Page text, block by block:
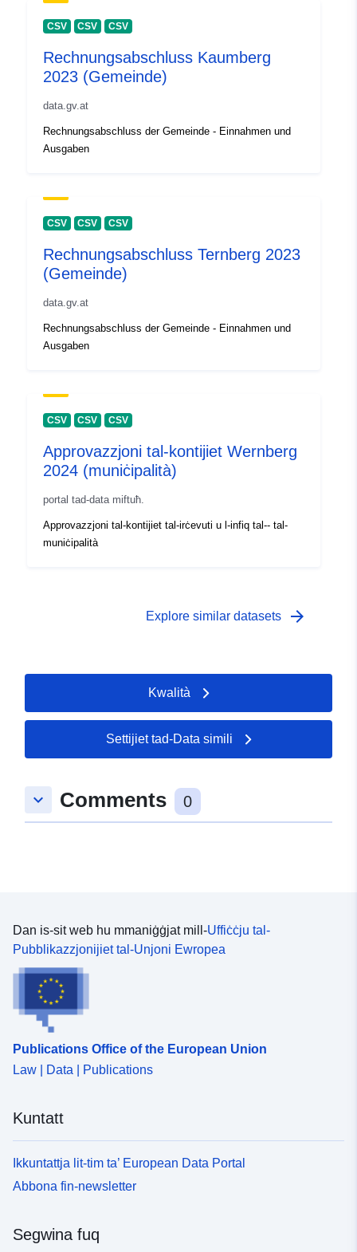
CSV CSV CSV
Rechnungsabschluss Kaumberg
2023 (Gemeinde)
data.gv.at
Rechnungsabschluss der Gemeinde - Einnahmen und
Ausgaben
CSV CSV CSV
Rechnungsabschluss Ternberg 2023
(Gemeinde)
data.gv.at
Rechnungsabschluss der Gemeinde - Einnahmen und
Ausgaben
CSV CSV CSV
Approvazzjoni tal-kontijiet Wernberg
2024 (muniċipalità)
portal tad-data miftuħ.
Approvazzjoni tal-kontijiet tal-irċevuti u l-infiq tal-- tal-
muniċipalità
Explore similar datasets arrow_forward
Kwalità
Settijiet tad-Data simili
keyboard_arrow_down Comments 0
Dan is-sit web hu mmaniġġjat mill-Uffiċċju tal-
Pubblikazzjonijiet tal-Unjoni Ewropea
Publications Office of the European Union
Law | Data | Publications
Kuntatt
Ikkuntattja lit-tim ta’ European Data Portal
Abbona fin-newsletter
Segwina fuq